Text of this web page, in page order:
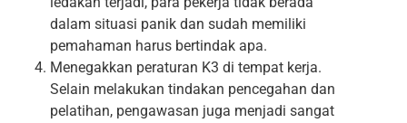
dalam situasi panik dan sudah memiliki
pemahaman harus bertindak apa.
Menegakkan peraturan K3 di tempat kerja.
Selain melakukan tindakan pencegahan dan
pelatihan, pengawasan juga menjadi sangat